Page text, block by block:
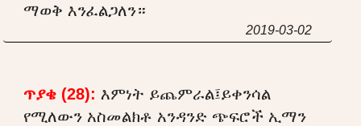
ማወቅ እንፈልጋለን።
2019-03-02
ጥያቄ (28): እምነት ይጨምራል፤ይቀንሳል
የሚለውን አስመልክቶ አንዳንድ ጭፍሮች ኢማን